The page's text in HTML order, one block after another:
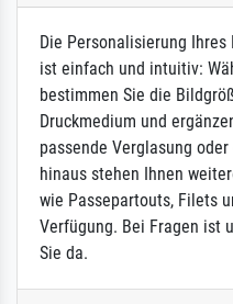
Die Personalisierung
ist einfach und intuitiv:
bestimmen Sie die
Druckmedium und
passende Verglasung
hinaus stehen Ihnen
wie Passepartouts, Filets
Verfügung. Bei Fragen ist
Sie da.